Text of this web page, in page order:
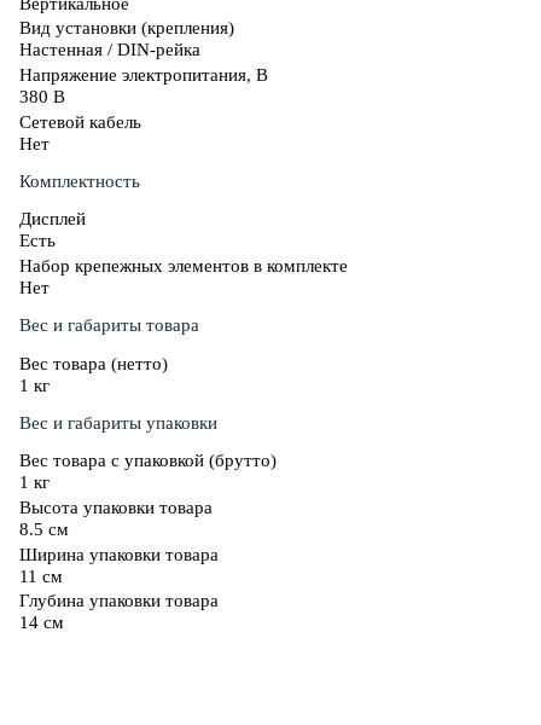
Вид установки (крепления)
Настенная / DIN-рейка
Напряжение электропитания, В
380 В
Сетевой кабель
Нет
Комплектность
Дисплей
Есть
Набор крепежных элементов в комплекте
Нет
Вес и габариты товара
Вес товара (нетто)
1 кг
Вес и габариты упаковки
Вес товара с упаковкой (брутто)
1 кг
Высота упаковки товара
8.5 см
Ширина упаковки товара
11 см
Глубина упаковки товара
14 см